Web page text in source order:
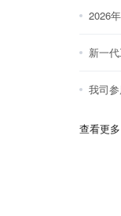
2026
新一
我司
查看更多